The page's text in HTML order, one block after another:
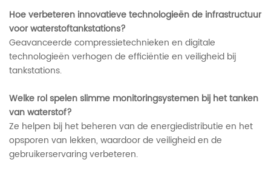
Hoe verbeteren innovatieve technologieën de infrastructuur
voor waterstoftankstations?
Geavanceerde compressietechnieken en digitale
technologieën verhogen de efficiëntie en veiligheid bij
tankstations.
Welke rol spelen slimme monitoringsystemen bij het tanken
van waterstof?
Ze helpen bij het beheren van de energiedistributie en het
opsporen van lekken, waardoor de veiligheid en de
gebruikerservaring verbeteren.